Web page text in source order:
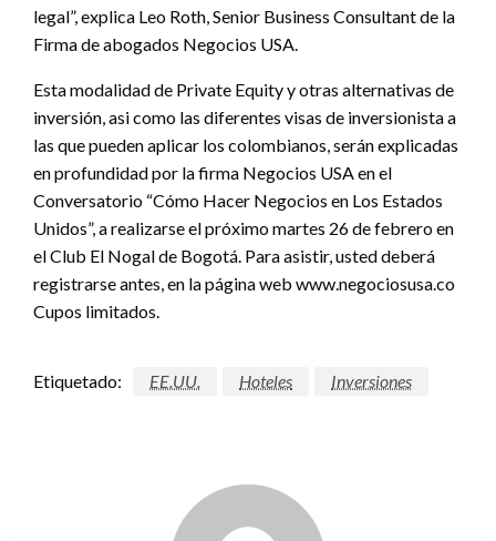
legal”, explica Leo Roth, Senior Business Consultant de la
Firma de abogados Negocios USA.
Esta modalidad de Private Equity y otras alternativas de
inversión, asi como las diferentes visas de inversionista a
las que pueden aplicar los colombianos, serán explicadas
en profundidad por la firma Negocios USA en el
Conversatorio “Cómo Hacer Negocios en Los Estados
Unidos”, a realizarse el próximo martes 26 de febrero en
el Club El Nogal de Bogotá. Para asistir, usted deberá
registrarse antes, en la página web www.negociosusa.co
Cupos limitados.
Etiquetado: EE.UU. Hoteles Inversiones